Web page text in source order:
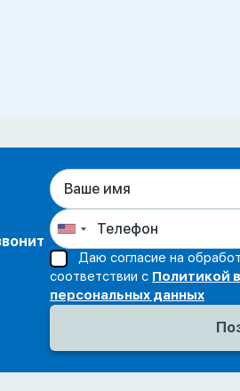
Даю согласие на
соответствии с Политикой
персональных данных